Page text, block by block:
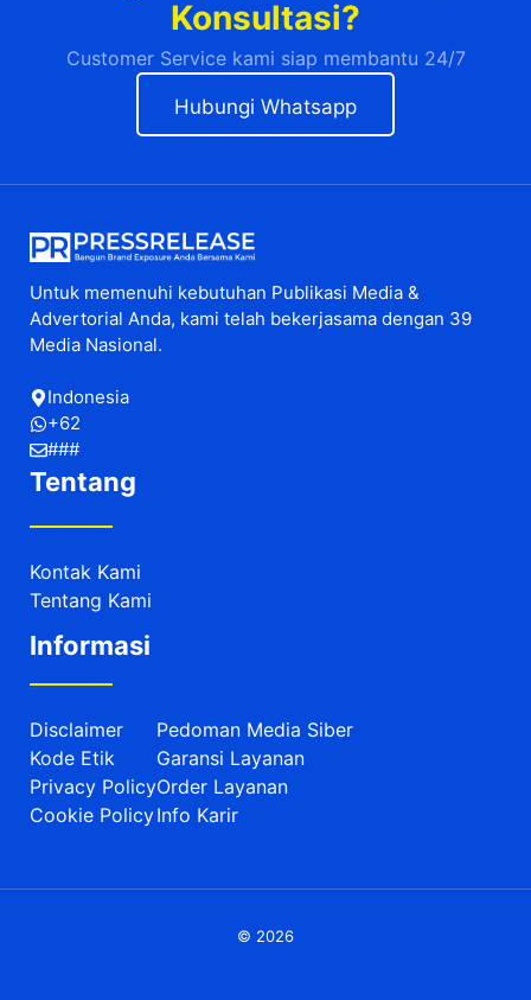
Konsultasi?
Customer Service kami siap membantu 24/7
Hubungi Whatsapp
Untuk memenuhi kebutuhan Publikasi Media &
Advertorial Anda, kami telah bekerjasama dengan 39
Media Nasional.
Indonesia
+62
###
Tentang
Kontak Kami
Tentang Kami
Informasi
Disclaimer
Kode Etik
Privacy Policy
Cookie Policy
Pedoman Media Siber
Garansi Layanan
Order Layanan
Info Karir
© 2026